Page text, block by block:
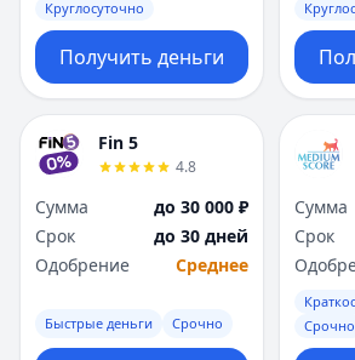
Круглосуточно
Получить деньги
Fin 5
4.8
Сумма
до 30 000 ₽
Срок
до 30 дней
Одобрение
Среднее
Быстрые деньги Срочно
Сумма
Срок
Срочно